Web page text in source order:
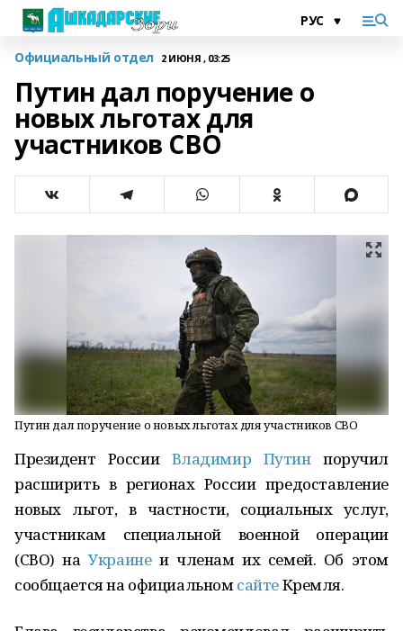
Официальный отдел 2 ИЮНЯ , 03:25
Путин дал поручение о
новых льготах для
участников СВО
Путин дал поручение о новых льготах для участников СВО
Президент России Владимир Путинпоручил
расширить в регионах России предоставление
новых льгот, в частности, социальных услуг,
участникам специальной военной операции
(СВО) наУкраинеи членам их семей. Об этом
сообщается на официальномсайтеКремля.